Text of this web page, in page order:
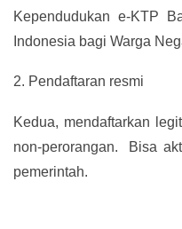
Kependudukan e-KTP
Indonesia bagi Warga
2. Pendaftaran resmi
Kedua, mendaftarkan
non-perorangan. Bisa
pemerintah.